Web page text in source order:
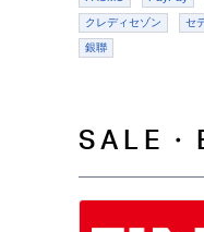
クレディセゾン セ
銀聯
SALE・